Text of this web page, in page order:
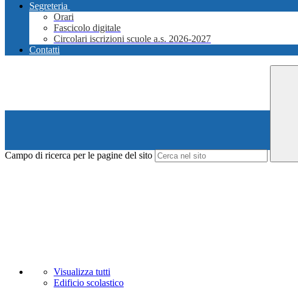
Segreteria
Orari
Fascicolo digitale
Circolari iscrizioni scuole a.s. 2026-2027
Contatti
Campo di ricerca per le pagine del sito
Visualizza tutti
Edificio scolastico